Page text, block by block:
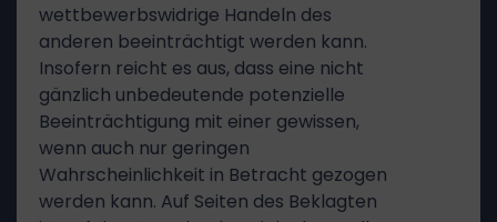
wettbewerbswidrige Handeln des
anderen beeinträchtigt werden kann.
Insofern reicht es aus, dass eine nicht
gänzlich unbedeutende potenzielle
Beeinträchtigung mit einer gewissen,
wenn auch nur geringen
Wahrscheinlichkeit in Betracht gezogen
werden kann. Auf Seiten des Beklagten